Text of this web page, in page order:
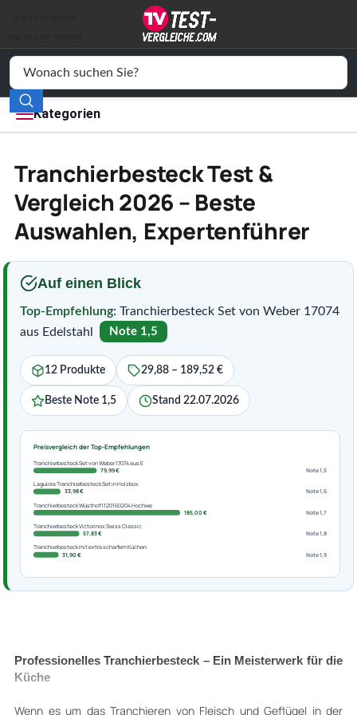
Kategorien
Elektronik
Freizeit
Wohnen
Service
Tranchierbesteck Test &
Vergleich 2026 – Beste
Auswahlen, Expertenführer
Auf einen Blick
Top-Empfehlung: Tranchierbesteck Set von Weber 17074
aus Edelstahl
Note 1,5
12 Produkte 29,88 – 189,52 €
Beste Note 1,5 Stand 22.07.2026
Preisvergleich der Top-Empfehlungen
Tranchierbesteck Set von Weber 17074 aus E
79,99 €
Note 1,5
Laguiole Tranchierbesteck Set in Holzbox
33,98 €
Note 1,6
Tranchierbesteck Wüsthof 1120160204 Hochwe
185,00 €
Note 1,7
Tranchierbesteck Victorinox Swiss Classic
57,83 €
Note 1,8
Tranchierbesteck mit extra scharfem Küchen
31,90 €
Note 1,9
Professionelles Tranchierbesteck – Ein Meisterwerk für die
Küche
Wenn es um das Tranchieren von Fleisch und Geflügel in der